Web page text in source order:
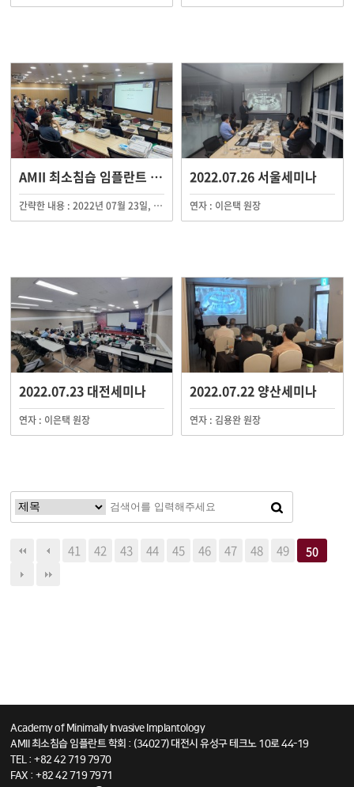
AMII 최소침습 임플란트 제65기 연수 수료
간략한 내용 : 2022년 07월 23일, 24일 총 2일에 걸쳐 AMII 최소침습 임플란트 제65기 연수회가 AMII 서울(구로) 임상교육원 외 지역임상교육원에서 진행되었습니다.
2022.07.26 서울세미나
연자 : 이은택 원장
2022.07.23 대전세미나
연자 : 이은택 원장
2022.07.22 양산세미나
연자 : 김용완 원장
41 42 43 44 45 46 47 48 49 50
Academy of Minimally Invasive Implantology
AMII 최소침습 임플란트 학회 : (34027) 대전시 유성구 테크노 10로 44-19
TEL : +82 42 719 7970
FAX : +82 42 719 7971